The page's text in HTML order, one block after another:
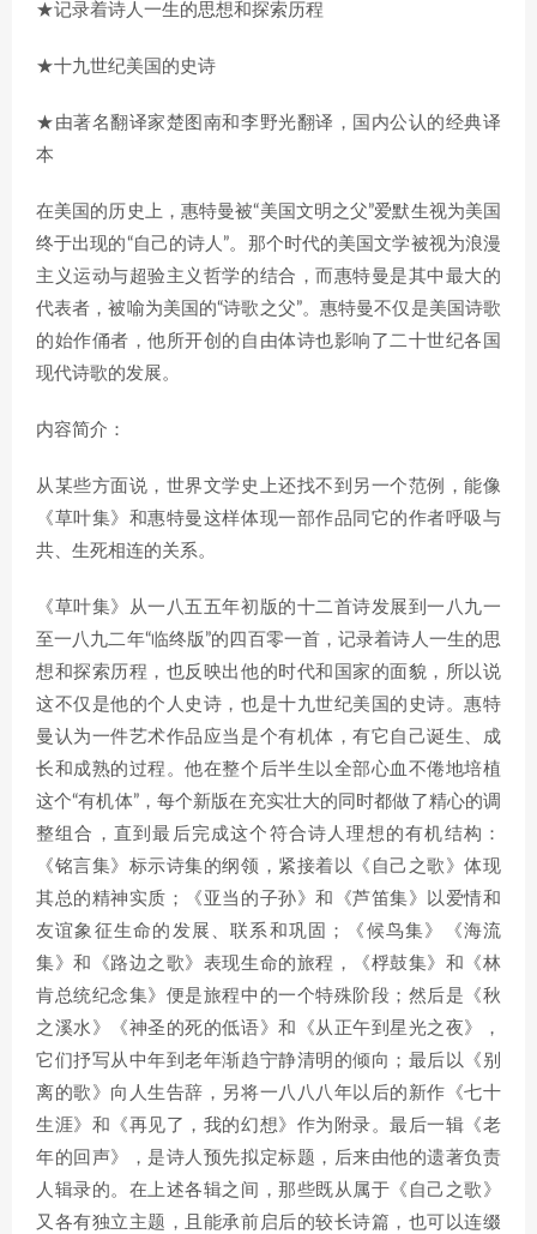
★记录着诗人一生的思想和探索历程
★十九世纪美国的史诗
★由著名翻译家楚图南和李野光翻译，国内公认的经典译
本
在美国的历史上，惠特曼被“美国文明之父”爱默生视为美国
终于出现的“自己的诗人”。那个时代的美国文学被视为浪漫
主义运动与超验主义哲学的结合，而惠特曼是其中最大的
代表者，被喻为美国的“诗歌之父”。惠特曼不仅是美国诗歌
的始作俑者，他所开创的自由体诗也影响了二十世纪各国
现代诗歌的发展。
内容简介：
从某些方面说，世界文学史上还找不到另一个范例，能像
《草叶集》和惠特曼这样体现一部作品同它的作者呼吸与
共、生死相连的关系。
《草叶集》从一八五五年初版的十二首诗发展到一八九一
至一八九二年“临终版”的四百零一首，记录着诗人一生的思
想和探索历程，也反映出他的时代和国家的面貌，所以说
这不仅是他的个人史诗，也是十九世纪美国的史诗。惠特
曼认为一件艺术作品应当是个有机体，有它自己诞生、成
长和成熟的过程。他在整个后半生以全部心血不倦地培植
这个“有机体”，每个新版在充实壮大的同时都做了精心的调
整组合，直到最后完成这个符合诗人理想的有机结构：
《铭言集》标示诗集的纲领，紧接着以《自己之歌》体现
其总的精神实质；《亚当的子孙》和《芦笛集》以爱情和
友谊象征生命的发展、联系和巩固；《候鸟集》《海流
集》和《路边之歌》表现生命的旅程，《桴鼓集》和《林
肯总统纪念集》便是旅程中的一个特殊阶段；然后是《秋
之溪水》《神圣的死的低语》和《从正午到星光之夜》，
它们抒写从中年到老年渐趋宁静清明的倾向；最后以《别
离的歌》向人生告辞，另将一八八八年以后的新作《七十
生涯》和《再见了，我的幻想》作为附录。最后一辑《老
年的回声》，是诗人预先拟定标题，后来由他的遗著负责
人辑录的。在上述各辑之间，那些既从属于《自己之歌》
又各有独立主题，且能承前启后的较长诗篇，也可以连缀